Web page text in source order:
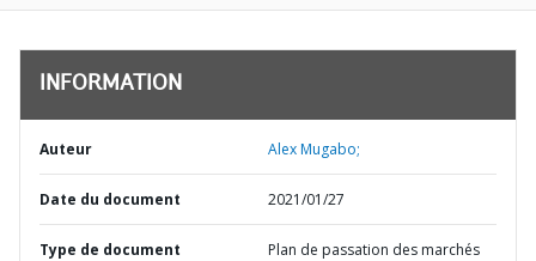
INFORMATION
Auteur Alex Mugabo;
Date du document 2021/01/27
Type de document Plan de passation des marchés